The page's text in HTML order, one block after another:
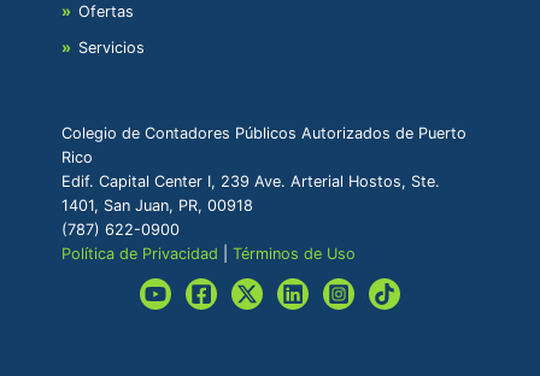
Ofertas
Servicios
Colegio de Contadores Públicos Autorizados de Puerto
Rico
Edif. Capital Center I, 239 Ave. Arterial Hostos, Ste.
1401, San Juan, PR, 00918
(787) 622-0900
Política de Privacidad |Términos de Uso